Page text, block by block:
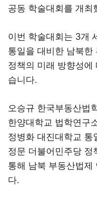
공동 학술대회를 개최
이번 학술대회는 3개
통일을 대비한 남북
정책의 미래 방향성에
습니다.
오승규 한국부동산법
한양대학교 법학연구
정병화 대진대학교 통
정문 더불어민주당 정
통해 남북 부동산법제
다.